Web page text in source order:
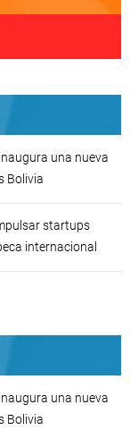
una nueva
Bolivia
startups
internacional
una nueva
Bolivia